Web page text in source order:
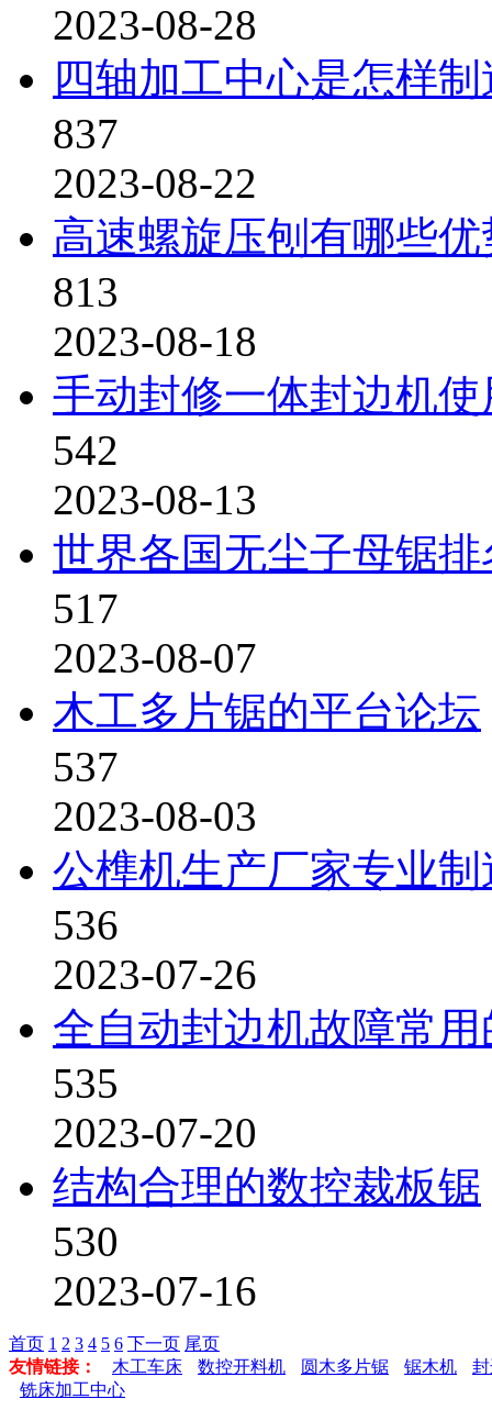
2023-08-28
四轴加工中心是怎样
837
2023-08-22
高速螺旋压刨有哪些优
813
2023-08-18
手动封修一体封边机
542
2023-08-13
世界各国无尘子母锯排
517
2023-08-07
木工多片锯的平台论坛
537
2023-08-03
公榫机生产厂家专业制
536
2023-07-26
全自动封边机故障常
535
2023-07-20
结构合理的数控裁板锯
530
2023-07-16
首页 1 2 3 4 5 6 下一页 尾页
友情链接：
木工车床 数控开料机 圆木多片锯 锯木机
铣床加工中心